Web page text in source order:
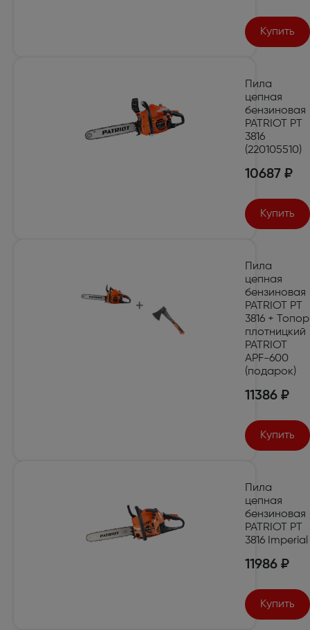
Купить
Пила
цепная
бензиновая
PATRIOT PT
3816
(220105510)
10687 ₽
Купить
Пила
цепная
бензиновая
PATRIOT PT
3816 + Топор
плотницкий
PATRIOT
APF-600
(подарок)
11386 ₽
Купить
Пила
цепная
бензиновая
PATRIOT PT
3816 Imperial
11986 ₽
Купить